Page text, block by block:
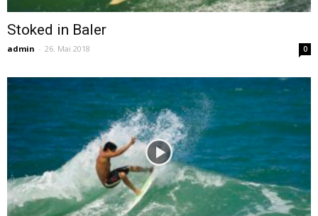
Stoked in Baler
admin - 26. Mai 2018 0